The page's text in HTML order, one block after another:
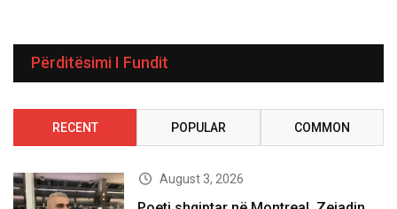
Përditësimi I Fundit
RECENT POPULAR COMMON
August 3, 2026